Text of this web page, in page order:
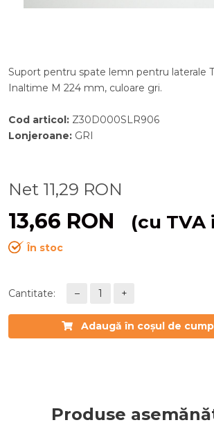
Suport pentru spate lemn pentru laterale
Inaltime M 224 mm, culoare gri.
Cod articol: Z30D000SLR906
Lonjeroane: GRI
Net 11,29 RON
13,66 RON (cu TVA
În stoc
Cantitate: – 1 +
Adaugă în coșul de
Produse